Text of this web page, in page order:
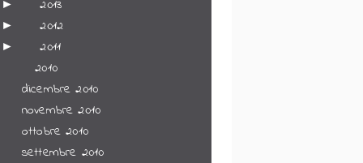
►
2013
►
2012
►
2011
2010
dicembre 2010
novembre 2010
ottobre 2010
settembre 2010